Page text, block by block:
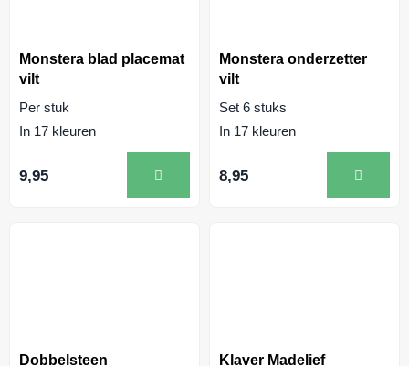
Monstera blad placemat
vilt
Per stuk
In 17 kleuren
9,95
Monstera onderzetter
vilt
Set 6 stuks
In 17 kleuren
8,95
Dobbelsteen Klaver Madelief